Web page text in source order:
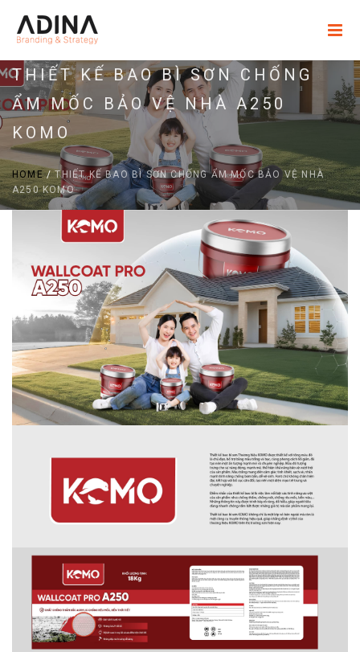
THIẾT KẾ BAO BÌ SƠN CHỐNG
ẨM MỐC BẢO VỆ NHÀ A250
KOMO
HOME /THIẾT KẾ BAO BÌ SƠN CHỐNG ẨM MỐC BẢO VỆ NHÀ
A250 KOMO